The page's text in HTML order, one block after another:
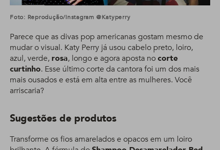
Foto: Reprodução/Instagram @katyperry
Parece que as divas pop americanas gostam mesmo de
mudar o visual. Katy Perry já usou cabelo preto, loiro,
azul, verde,rosa, longo e agora aposta nocorte
curtinho. Esse último corte da cantora foi um dos mais
mais ousados e está em alta entre as mulheres. Você
arriscaria?
Sugestões de produtos
Transforme os fios amarelados e opacos em um loiro